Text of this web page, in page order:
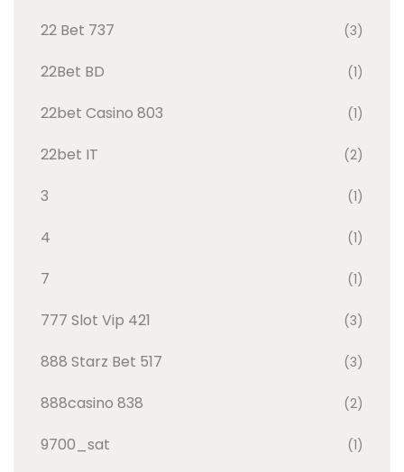
22 Bet 737 (3)
22Bet BD (1)
22bet Casino 803 (1)
22bet IT (2)
3 (1)
4 (1)
7 (1)
777 Slot Vip 421 (3)
888 Starz Bet 517 (3)
888casino 838 (2)
9700_sat (1)